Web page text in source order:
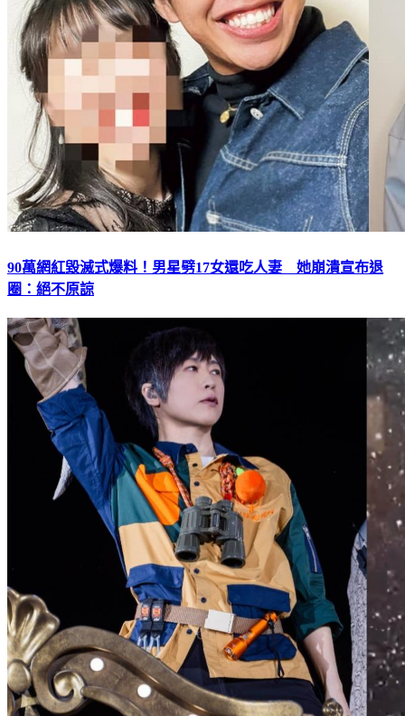
90萬網紅毀滅式爆料！男星劈17女還吃人妻 她崩潰宣布退
圈：絕不原諒